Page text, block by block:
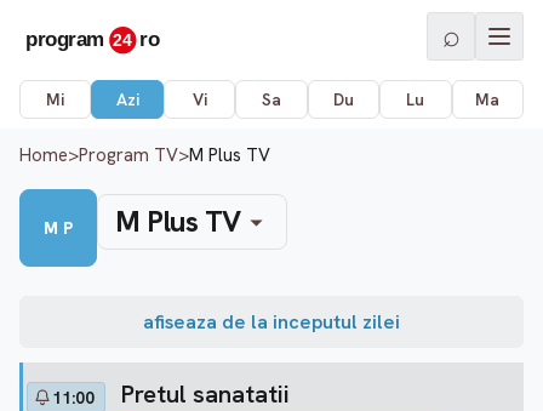
⌕
Mi Azi Vi Sa Du Lu Ma
Home>Program TV>M Plus TV
M P M Plus TV
afiseaza de la inceputul zilei
11:00 Pretul sanatatii